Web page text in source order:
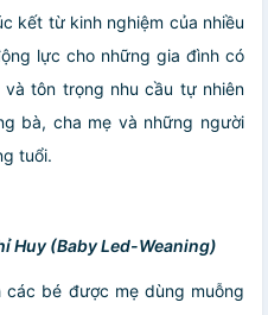
kết từ kinh nghiệm của nhiều
lực cho những gia đình có
tôn trọng nhu cầu tự nhiên
bà, cha mẹ và những người
tuổi.
Huy (Baby Led-Weaning)
các bé được mẹ dùng muỗng